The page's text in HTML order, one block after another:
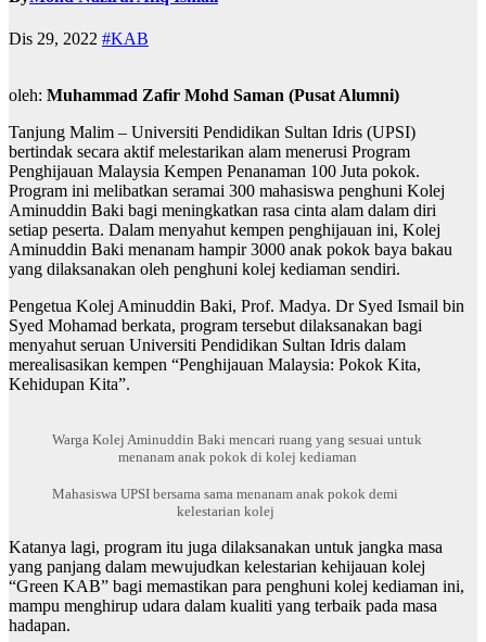
Dis 29, 2022 #KAB
oleh: Muhammad Zafir Mohd Saman (Pusat Alumni)
Tanjung Malim – Universiti Pendidikan Sultan Idris (UPSI)
bertindak secara aktif melestarikan alam menerusi Program
Penghijauan Malaysia Kempen Penanaman 100 Juta pokok.
Program ini melibatkan seramai 300 mahasiswa penghuni Kolej
Aminuddin Baki bagi meningkatkan rasa cinta alam dalam diri
setiap peserta. Dalam menyahut kempen penghijauan ini, Kolej
Aminuddin Baki menanam hampir 3000 anak pokok baya bakau
yang dilaksanakan oleh penghuni kolej kediaman sendiri.
Pengetua Kolej Aminuddin Baki, Prof. Madya. Dr Syed Ismail bin
Syed Mohamad berkata, program tersebut dilaksanakan bagi
menyahut seruan Universiti Pendidikan Sultan Idris dalam
merealisasikan kempen “Penghijauan Malaysia: Pokok Kita,
Kehidupan Kita”.
Warga Kolej Aminuddin Baki mencari ruang yang sesuai untuk
menanam anak pokok di kolej kediaman
Mahasiswa UPSI bersama sama menanam anak pokok demi
kelestarian kolej
Katanya lagi, program itu juga dilaksanakan untuk jangka masa
yang panjang dalam mewujudkan kelestarian kehijauan kolej
“Green KAB” bagi memastikan para penghuni kolej kediaman ini,
mampu menghirup udara dalam kualiti yang terbaik pada masa
hadapan.